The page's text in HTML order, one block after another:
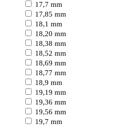
17,7 mm
17,85 mm
18,1 mm
18,20 mm
18,38 mm
18,52 mm
18,69 mm
18,77 mm
18,9 mm
19,19 mm
19,36 mm
19,56 mm
19,7 mm